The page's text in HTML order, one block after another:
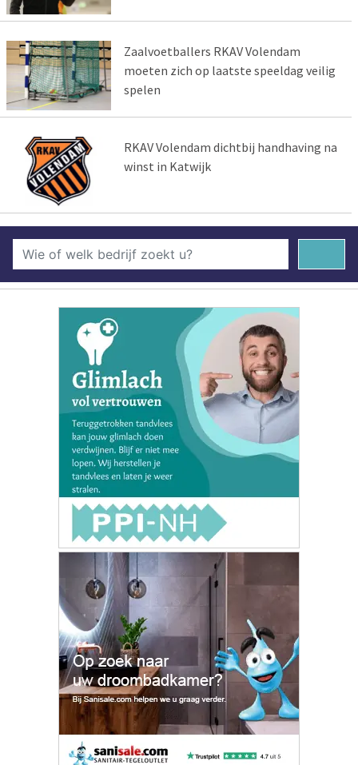
Zaalvoetballers RKAV Volendam
moeten zich op laatste speeldag veilig
spelen
RKAV Volendam dichtbij handhaving na
winst in Katwijk